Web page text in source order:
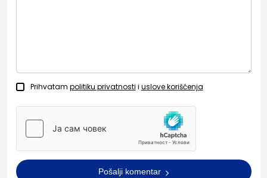
Prihvatam politiku privatnosti i uslove korišćenja
Pošalji komentar